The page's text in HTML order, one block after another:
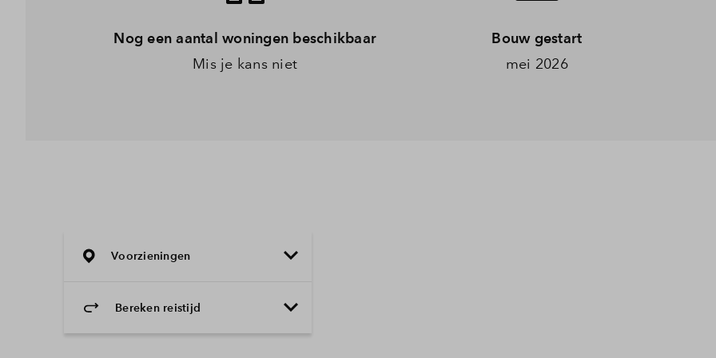
Nog een aantal woningen beschikbaar
Mis je kans niet
Bouw gestart
mei 2026
Voorzieningen
Selecteer vervoermiddel
Bereken reistijd